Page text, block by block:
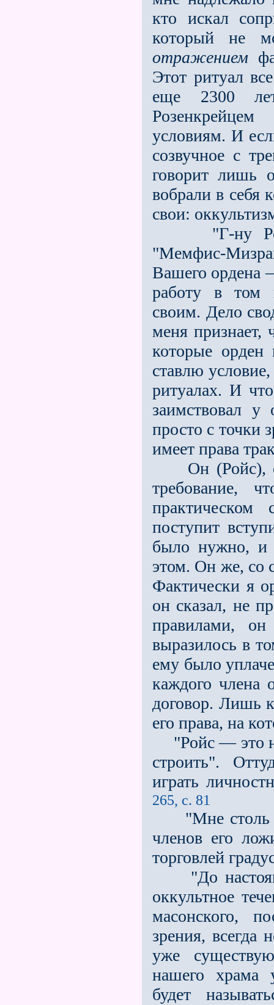
кто искал
который не
отражением
Этот ритуал
еще 2300
условиям. И
созвучное с
говорит лишь
вобрали в себя
свои:
"Г-ну Ройс
"Мемфис-
Вашего ордена
работу в том
своим. Дело
меня признает,
которые орден
ставлю
ритуалах. И
заимствовал
просто с точки
имеет права
Он (Ройс), со
требование,
поступит
было нужно,
этом. Он же, со
Фактически я
он сказал, не
правилами,
выразилось в
ему было
каждого члена
договор. Лишь
его права, на
"Ройс — это
строить".
играть
265, с. 81
"Мне столь
членов его
торговлей
"До
оккультное
масонского,
зрения, всегда
уже
нашего храма
будет